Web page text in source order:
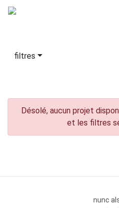
filtres
Désolé, aucun projet
et les filtres
nunc